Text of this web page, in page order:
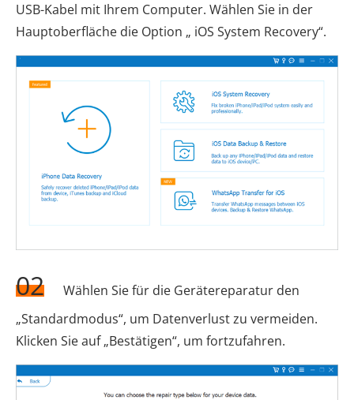
USB-Kabel mit Ihrem Computer. Wählen Sie in der
Hauptoberfläche die Option „ iOS System Recovery“.
02
Wählen Sie für die Gerätereparatur den
„Standardmodus“, um Datenverlust zu vermeiden.
Klicken Sie auf „Bestätigen“, um fortzufahren.